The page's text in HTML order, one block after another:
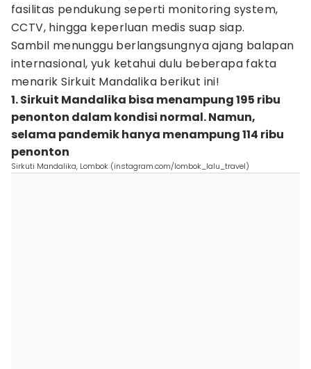
fasilitas pendukung seperti monitoring system,
CCTV, hingga keperluan medis suap siap.
Sambil menunggu berlangsungnya ajang balapan
internasional, yuk ketahui dulu beberapa fakta
menarik Sirkuit Mandalika berikut ini!
1. Sirkuit Mandalika bisa menampung 195 ribu
penonton dalam kondisi normal. Namun,
selama pandemik hanya menampung 114 ribu
penonton
Sirkuti Mandalika, Lombok (instagram.com/lombok_lalu_travel)